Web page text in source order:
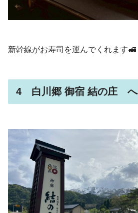
新幹線がお寿司を運んでくれます🚅
4 白川郷 御宿 結の庄 へ